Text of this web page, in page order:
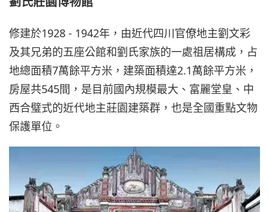
修建於1928 - 1942年，由近代四川官僚地主劉文彩
及其兄弟的五座公館和劉氏家族的一處祖居構成，占
地總面積7萬餘平方米，建築面積達2.1萬餘平方米，
房屋共545間，是目前國內規模最大、富麗堂皇、中
西合璧式的近代地主莊園建築群，也是全國重點文物
保護單位。